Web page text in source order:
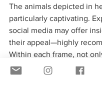
The animals depicted in
particularly captivating.
social media may offer
their appeal—highly
Within each frame, not
but also the intricate paper